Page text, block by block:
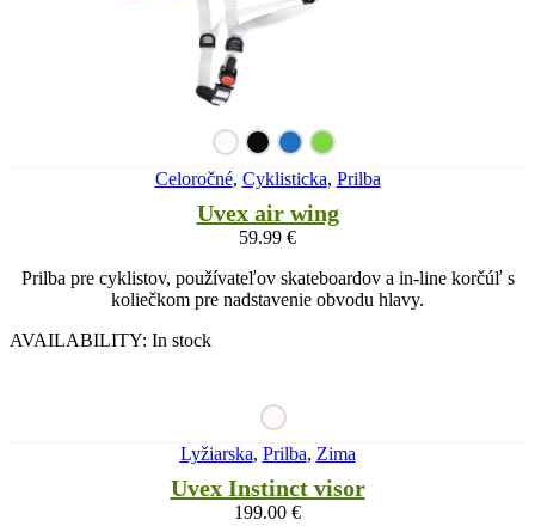
Celoročné, Cyklisticka, Prilba
Uvex air wing
59.99 €
Prilba pre cyklistov, používateľov skateboardov a in-line korčúľ s
koliečkom pre nadstavenie obvodu hlavy.
AVAILABILITY: In stock
Lyžiarska, Prilba, Zima
Uvex Instinct visor
199.00 €